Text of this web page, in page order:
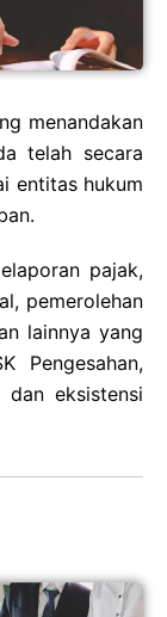
menandakan
telah secara
entitas hukum
pajak,
pemerolehan
lainnya yang
Pengesahan,
eksistensi